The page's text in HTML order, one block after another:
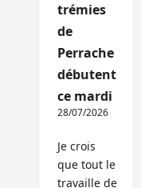
trémies
de
Perrache
débutent
ce mardi
28/07/2026
Je crois
que tout le
travaille de